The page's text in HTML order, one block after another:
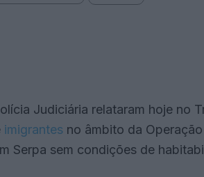
Judiciária relataram hoje no
imigrantes no âmbito da
Serpa sem condições de